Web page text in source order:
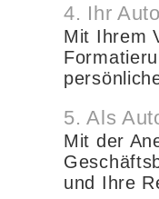
4. Ihr
Mit Ihrem
5. Als
Mit der
und Ihre